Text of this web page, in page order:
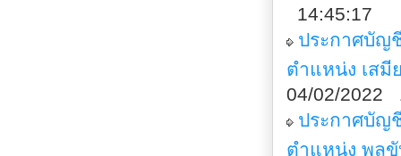
14:45:17
ประกาศบัญ
ตำแหน่ง เสมี
04/02/2022
ประกาศบัญ
ตำแหน่ง พลขั